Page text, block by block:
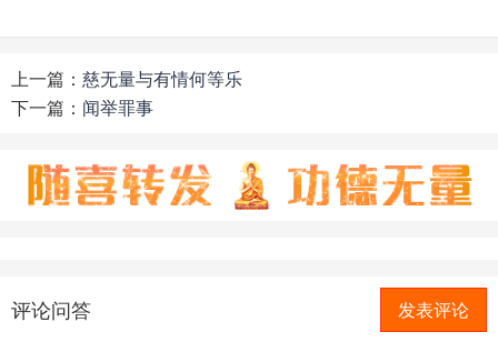
上一篇： 慈无量与有情何等乐
下一篇： 闻举罪事
评论问答 发表评论